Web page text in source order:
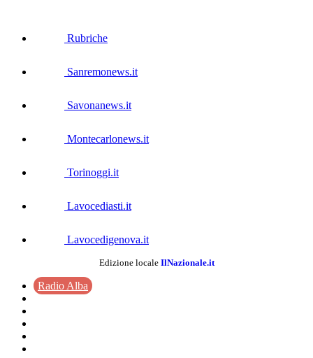
Rubriche
Sanremonews.it
Savonanews.it
Montecarlonews.it
Torinoggi.it
Lavocediasti.it
Lavocedigenova.it
Edizione locale IlNazionale.it
Radio Alba